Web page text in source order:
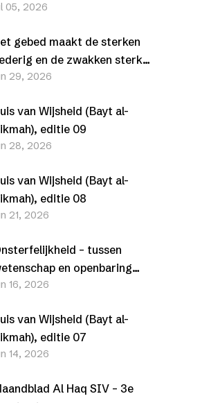
05, 2026
gebed maakt de sterken
en de zwakken sterk
Furqān, 25-63-77)
29, 2026
van Wijsheid (Bayt al-
editie 09
28, 2026
van Wijsheid (Bayt al-
editie 08
21, 2026
– tussen
en openbaring
en Engels)
16, 2026
van Wijsheid (Bayt al-
editie 07
14, 2026
Al Haq SIV – 3e